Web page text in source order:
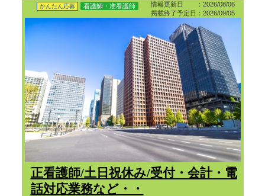
情報更新日 ：2026/08/06
掲載終了予定日：2026/09/05
かんたん応募 看護師・准看護師
正看護師/土日祝休み/受付・会計・電
話対応業務など・・